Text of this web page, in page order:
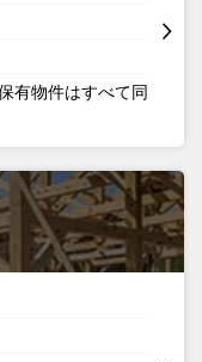
有物件はすべて同